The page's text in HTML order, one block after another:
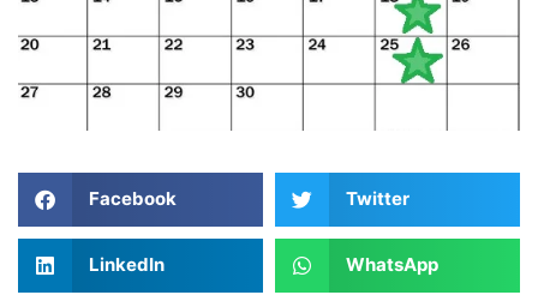
Facebook Twitter
LinkedIn WhatsApp